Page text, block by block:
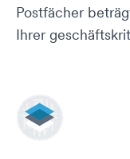
Postfächer
Ihrer